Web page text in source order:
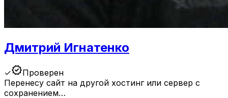
Дмитрий Игнатенко
✓verifiedПроверен
Перенесу сайт на другой хостинг или сервер с
сохранением…